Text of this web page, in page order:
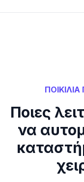
Ποιες
να